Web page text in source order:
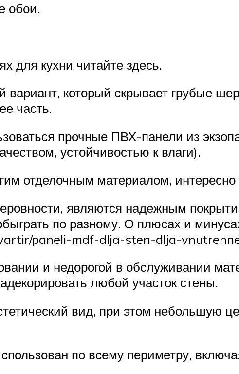
обои.
для кухни читайте здесь.
который скрывает грубые
часть.
прочные ПВХ-панели из
устойчивостью к влаги).
отделочным материалом,
являются надежным
по разному. О плюсах и
paneli-mdf-dlja-sten-dlja-
и недорогой в обслуживании
любой участок стены.
вид, при этом небольшую
по всему периметру,